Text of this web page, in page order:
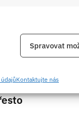
zařízení na
a
Spravovat
Kontaktujte nás
a